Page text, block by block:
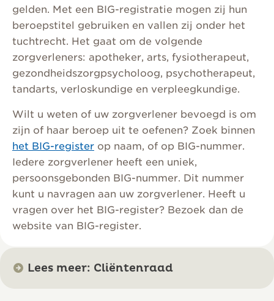
gelden. Met een BIG-registratie mogen zij hun
beroepstitel gebruiken en vallen zij onder het
tuchtrecht. Het gaat om de volgende
zorgverleners: apotheker, arts, fysiotherapeut,
gezondheidszorgpsycholoog, psychotherapeut,
tandarts, verloskundige en verpleegkundige.
Wilt u weten of uw zorgverlener bevoegd is om
zijn of haar beroep uit te oefenen? Zoek binnen
het BIG-register op naam, of op BIG-nummer.
Iedere zorgverlener heeft een uniek,
persoonsgebonden BIG-nummer. Dit nummer
kunt u navragen aan uw zorgverlener. Heeft u
vragen over het BIG-register? Bezoek dan de
website van BIG-register.
Lees meer: Cliëntenraad